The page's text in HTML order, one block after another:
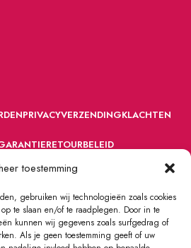
toestemming
gebruiken wij technologieën zoals cookies
te slaan en/of te raadplegen. Door in te
kunnen wij gegevens zoals surfgedrag of
Als je geen toestemming geeft of uw
PRIVACYVERZENDINGKLACHTEN
RETOURBELEID